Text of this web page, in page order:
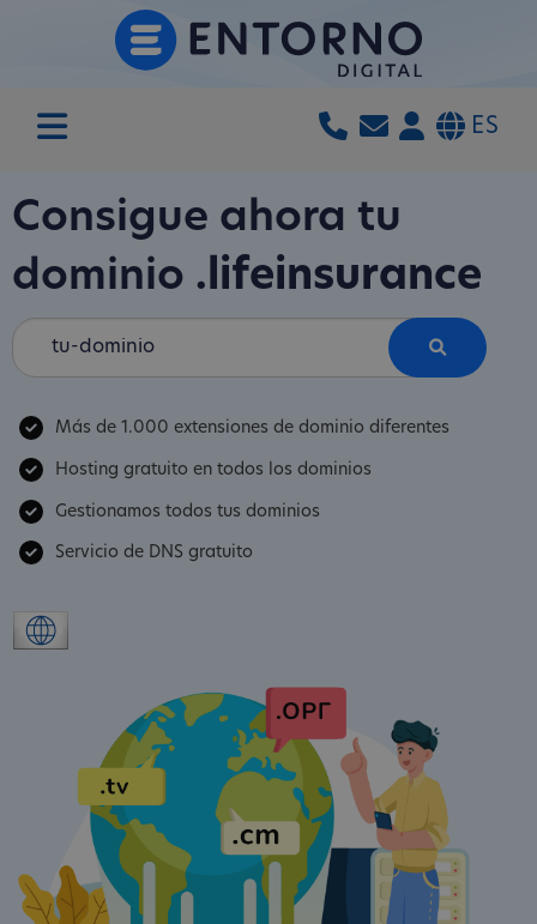
ES
Consigue ahora tu
dominio .lifeinsurance
Más de 1.000 extensiones de dominio diferentes
Hosting gratuito en todos los dominios
Gestionamos todos tus dominios
Servicio de DNS gratuito